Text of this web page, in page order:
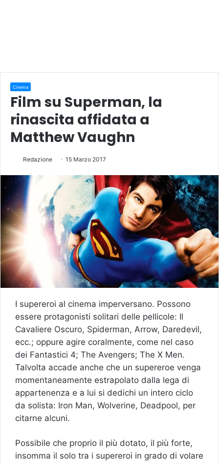
Cinema
Film su Superman, la
rinascita affidata a
Matthew Vaughn
Redazione 15 Marzo 2017
I supereroi al cinema imperversano. Possono
essere protagonisti solitari delle pellicole: Il
Cavaliere Oscuro, Spiderman, Arrow, Daredevil,
ecc.; oppure agire coralmente, come nel caso
dei Fantastici 4; The Avengers; The X Men.
Talvolta accade anche che un supereroe venga
momentaneamente estrapolato dalla lega di
appartenenza e a lui si dedichi un intero ciclo
da solista: Iron Man, Wolverine, Deadpool, per
citarne alcuni.
Possibile che proprio il più dotato, il più forte,
insomma il solo tra i supereroi in grado di volare